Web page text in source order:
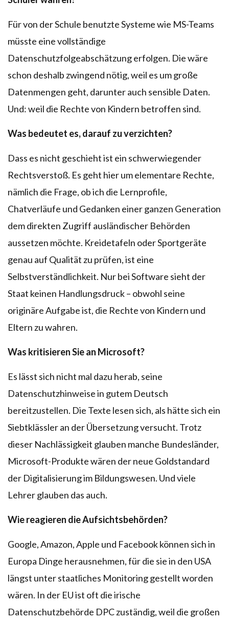
Für von der Schule benutzte Systeme wie MS-Teams
müsste eine vollständige
Datenschutzfolgeabschätzung erfolgen. Die wäre
schon deshalb zwingend nötig, weil es um große
Datenmengen geht, darunter auch sensible Daten.
Und: weil die Rechte von Kindern betroffen sind.
Was bedeutet es, darauf zu verzichten?
Dass es nicht geschieht ist ein schwerwiegender
Rechtsverstoß. Es geht hier um elementare Rechte,
nämlich die Frage, ob ich die Lernprofile,
Chatverläufe und Gedanken einer ganzen Generation
dem direkten Zugriff ausländischer Behörden
aussetzen möchte. Kreidetafeln oder Sportgeräte
genau auf Qualität zu prüfen, ist eine
Selbstverständlichkeit. Nur bei Software sieht der
Staat keinen Handlungsdruck – obwohl seine
originäre Aufgabe ist, die Rechte von Kindern und
Eltern zu wahren.
Was kritisieren Sie an Microsoft?
Es lässt sich nicht mal dazu herab, seine
Datenschutzhinweise in gutem Deutsch
bereitzustellen. Die Texte lesen sich, als hätte sich ein
Siebtklässler an der Übersetzung versucht. Trotz
dieser Nachlässigkeit glauben manche Bundesländer,
Microsoft-Produkte wären der neue Goldstandard
der Digitalisierung im Bildungswesen. Und viele
Lehrer glauben das auch.
Wie reagieren die Aufsichtsbehörden?
Google, Amazon, Apple und Facebook können sich in
Europa Dinge herausnehmen, für die sie in den USA
längst unter staatliches Monitoring gestellt worden
wären. In der EU ist oft die irische
Datenschutzbehörde DPC zuständig, weil die großen